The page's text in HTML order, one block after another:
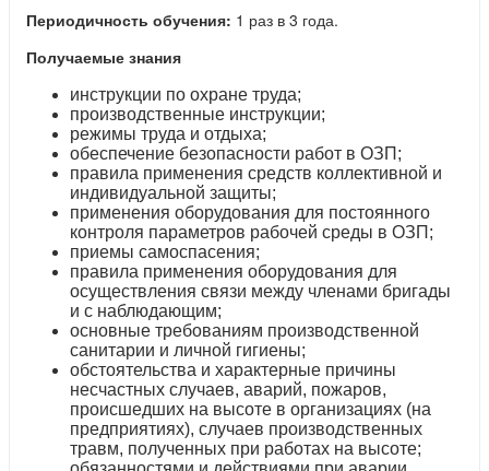
Периодичность обучения: 1 раз в 3 года.
Получаемые знания
инструкции по охране труда;
производственные инструкции;
режимы труда и отдыха;
обеспечение безопасности работ в ОЗП;
правила применения средств коллективной и
индивидуальной защиты;
применения оборудования для постоянного
контроля параметров рабочей среды в ОЗП;
приемы самоспасения;
правила применения оборудования для
осуществления связи между членами бригады
и с наблюдающим;
основные требованиям производственной
санитарии и личной гигиены;
обстоятельства и характерные причины
несчастных случаев, аварий, пожаров,
происшедших на высоте в организациях (на
предприятиях), случаев производственных
травм, полученных при работах на высоте;